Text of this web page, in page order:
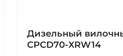
Дизельный
CPCD70-XRW14